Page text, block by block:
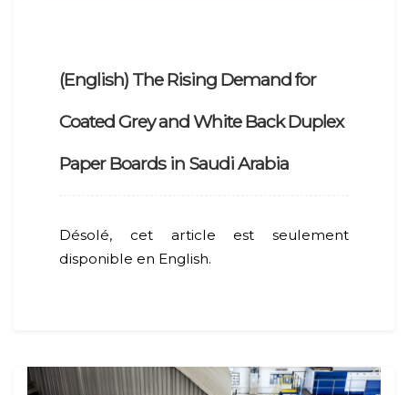
(English) The Rising Demand for
Coated Grey and White Back Duplex
Paper Boards in Saudi Arabia
Désolé, cet article est seulement
disponible en English.